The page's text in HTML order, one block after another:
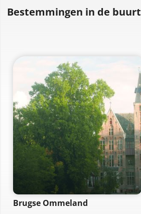
Bestemmingen in de buurt
Brugse Ommeland